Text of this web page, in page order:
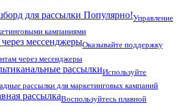
для рассылки Популярно!Управление
кампаниями
мессенджерыОказывайте поддержку
через месенджеры
рассылкиИспользуйте
рассылки для маркетинговых кампаний
рассылкаВоспользуйтесь плавной